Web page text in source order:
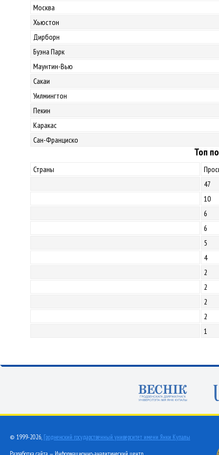
Москва
Хьюстон
Дирборн
Буэна Парк
Маунтин-Вью
Сакаи
Уилмингтон
Пекин
Каракас
Сан-Франциско
Топ
Страны
47
10
6
6
5
4
2
2
2
2
1
© 1999-2026, Гродненский государственный университет имени Янки Купалы